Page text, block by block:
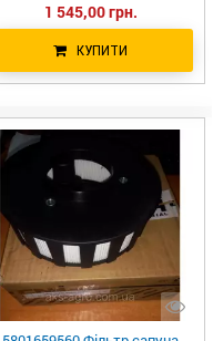
1 545,00 грн.
КУПИТИ